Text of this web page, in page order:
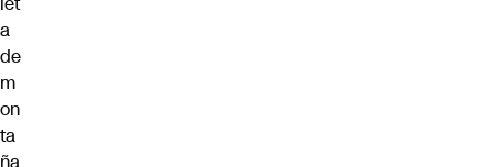
a
de
m
on
ta
ña